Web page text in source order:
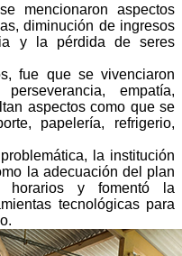
mencionaron aspectos
diminución de ingresos
y la pérdida de seres
fue que se vivenciaron
empatía,
aspectos como que se
papelería, refrigerio,
la institución
la adecuación del plan
horarios y fomentó la
tecnológicas para